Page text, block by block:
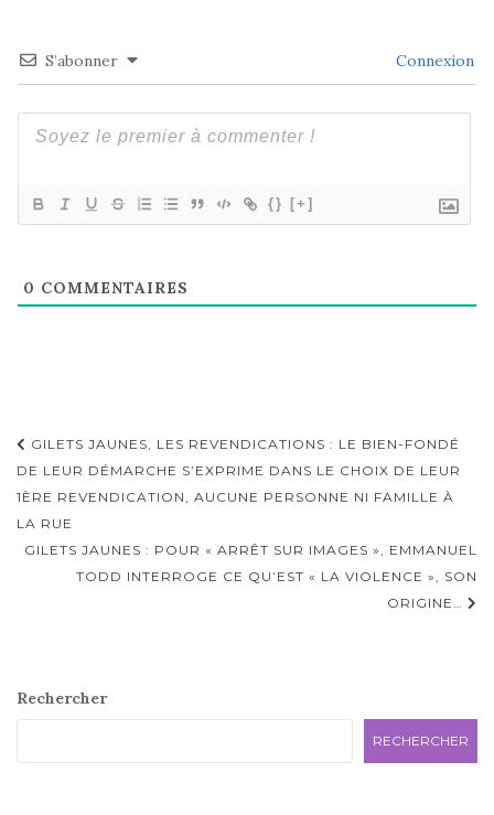
S’abonner Connexion
{} [+]
0 COMMENTAIRES
Navigation
d'article
GILETS JAUNES, LES REVENDICATIONS : LE BIEN-FONDÉ
DE LEUR DÉMARCHE S’EXPRIME DANS LE CHOIX DE LEUR
1ÈRE REVENDICATION, AUCUNE PERSONNE NI FAMILLE À
LA RUE
GILETS JAUNES : POUR « ARRÊT SUR IMAGES », EMMANUEL
TODD INTERROGE CE QU’EST « LA VIOLENCE », SON
ORIGINE…
Rechercher
RECHERCHER